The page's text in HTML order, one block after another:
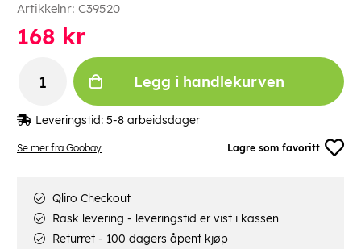
Se mer fra Goobay Lagre som favoritt
Artikkelnr: C39520
168 kr
Legg i handlekurven
Leveringstid: 5-8 arbeidsdager
Qliro Checkout
Rask levering - leveringstid er vist i kassen
Returret - 100 dagers åpent kjøp